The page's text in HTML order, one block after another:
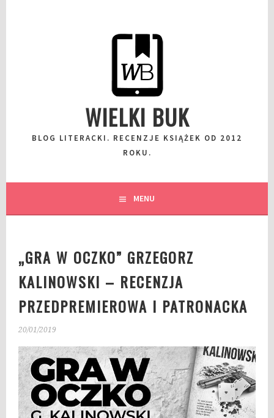
WIELKI BUK
BLOG LITERACKI. RECENZJE KSIĄŻEK OD 2012
ROKU.
MENU
„GRA W OCZKO” GRZEGORZ
KALINOWSKI – RECENZJA
PRZEDPREMIEROWA I PATRONACKA
20/01/2019